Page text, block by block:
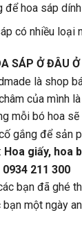
để hoa sáp
có nhiều loại
SÁP Ở ĐÂU
là shop
của mình
mỗi bó hoa
gắng để sản
Hoa giấy, hoa
0934 211 300
bạn đã ghé
bạn một ngày